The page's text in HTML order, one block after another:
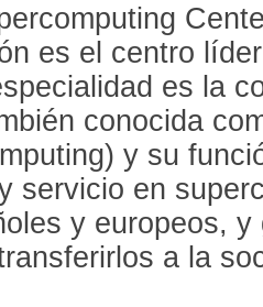
es el centro
es la
conocida
y su
servicio en
y europeos,
a la